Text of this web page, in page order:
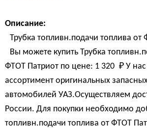
Описание:
Трубка топливн.подачи топлива от
Вы можете купить Трубка
ФТОТ Патриот по цене: 1 320 ₽ У
ассортимент оригинальных
автомобилей УАЗ.Осуществляем
России. Для покупки необходимо
топливн.подачи топлива от ФТОТ